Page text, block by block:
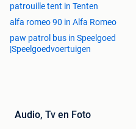
patrouille tent in Tenten
alfa romeo 90 in Alfa Romeo
paw patrol bus in Speelgoed
|Speelgoedvoertuigen
Audio, Tv en Foto